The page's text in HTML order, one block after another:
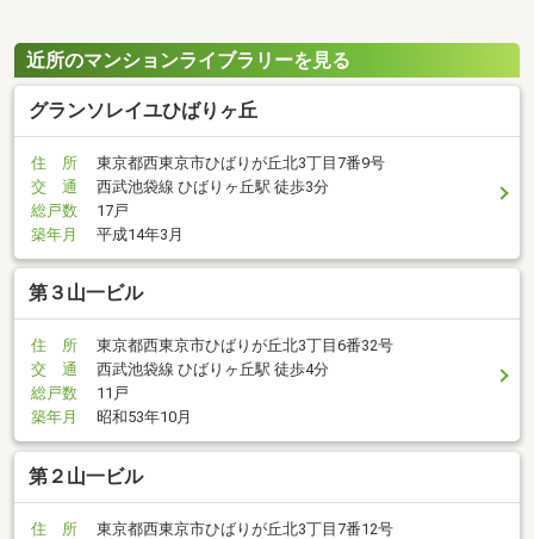
近所のマンションライブラリーを見る
グランソレイユひばりヶ丘
住 所
東京都西東京市ひばりが丘北3丁目7番9号
交 通
西武池袋線 ひばりヶ丘駅 徒歩3分
総戸数
17戸
築年月
平成14年3月
第３山一ビル
住 所
東京都西東京市ひばりが丘北3丁目6番32号
交 通
西武池袋線 ひばりヶ丘駅 徒歩4分
総戸数
11戸
築年月
昭和53年10月
第２山一ビル
住 所
東京都西東京市ひばりが丘北3丁目7番12号